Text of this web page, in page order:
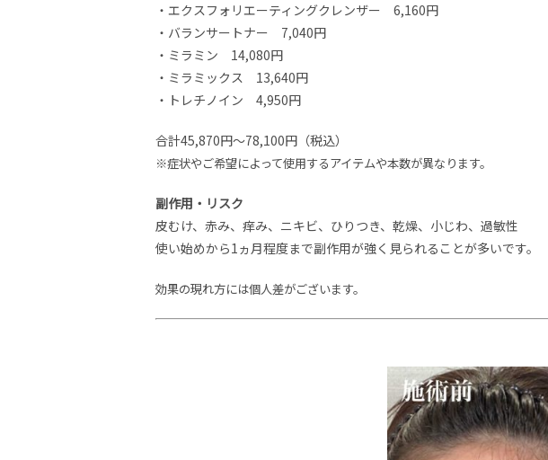
・エクスフォリエーティングクレンザー 6,160円
・バランサートナー 7,040円
・ミラミン 14,080円
・ミラミックス 13,640円
・トレチノイン 4,950円
合計45,870円～78,100円（税込）
※症状やご希望によって使用するアイテムや本数が異なります。
副作用・リスク
皮むけ、赤み、痒み、ニキビ、ひりつき、乾燥、小じわ、過敏性
使い始めから1ヵ月程度まで副作用が強く見られることが多いです。
効果の現れ方には個人差がございます。